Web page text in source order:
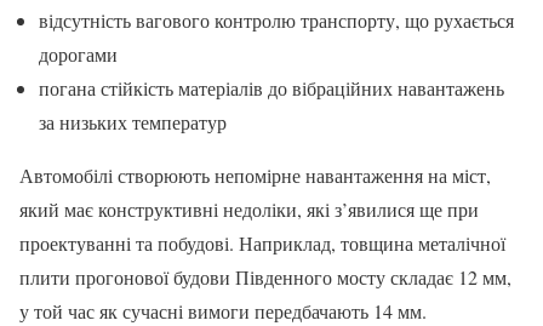
відсутність вагового контролю транспорту, що рухається
дорогами
погана стійкість матеріалів до вібраційних навантажень
за низьких температур
Автомобілі створюють непомірне навантаження на міст,
який має конструктивні недоліки, які з’явилися ще при
проектуванні та побудові. Наприклад, товщина металічної
плити прогонової будови Південного мосту складає 12 мм,
у той час як сучасні вимоги передбачають 14 мм.